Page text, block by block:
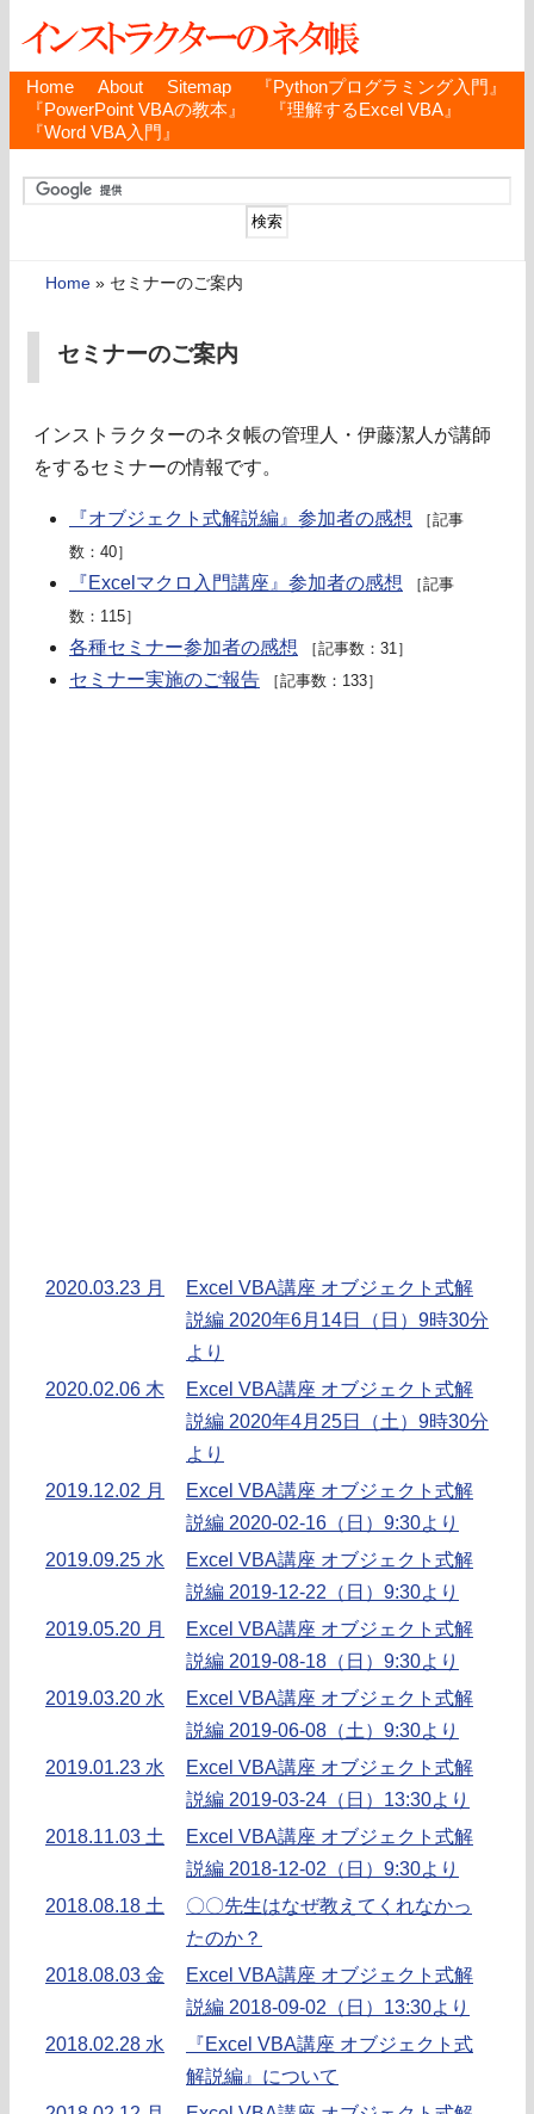
Home About Sitemap
『Pythonプログラミング入門』
『PowerPoint VBAの教本』
『理解するExcel VBA』
『Word VBA入門』
Home » セミナーのご案内
セミナーのご案内
インストラクターのネタ帳の管理人・伊藤潔人が講師
をするセミナーの情報です。
『オブジェクト式解説編』参加者の感想
［記事
数：40］
『Excelマクロ入門講座』参加者の感想
［記事
数：115］
各種セミナー参加者の感想 ［記事数：31］
セミナー実施のご報告 ［記事数：133］
2020.03.23 月
Excel VBA講座 オブジェクト式解
説編 2020年6月14日（日）9時30分
より
2020.02.06 木
Excel VBA講座 オブジェクト式解
説編 2020年4月25日（土）9時30分
より
2019.12.02 月
Excel VBA講座 オブジェクト式解
説編 2020-02-16（日）9:30より
2019.09.25 水
Excel VBA講座 オブジェクト式解
説編 2019-12-22（日）9:30より
2019.05.20 月
Excel VBA講座 オブジェクト式解
説編 2019-08-18（日）9:30より
2019.03.20 水
Excel VBA講座 オブジェクト式解
説編 2019-06-08（土）9:30より
2019.01.23 水
Excel VBA講座 オブジェクト式解
説編 2019-03-24（日）13:30より
2018.11.03 土
Excel VBA講座 オブジェクト式解
説編 2018-12-02（日）9:30より
2018.08.18 土
〇〇先生はなぜ教えてくれなかっ
たのか？
2018.08.03 金
Excel VBA講座 オブジェクト式解
説編 2018-09-02（日）13:30より
2018.02.28 水
『Excel VBA講座 オブジェクト式
解説編』について